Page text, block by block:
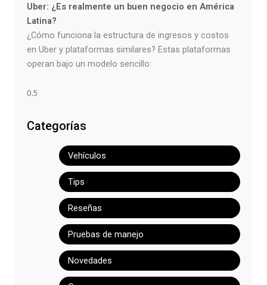
Uber: ¿Es realmente un buen negocio en América
Latina?
¿Cómo funciona la estructura de ingresos y costos
en Uber y plataformas similares? Estas plataformas
operan bajo un modelo sencillo:
Categorías
Vehículos
Tips
Reseñas
Pruebas de manejo
Novedades